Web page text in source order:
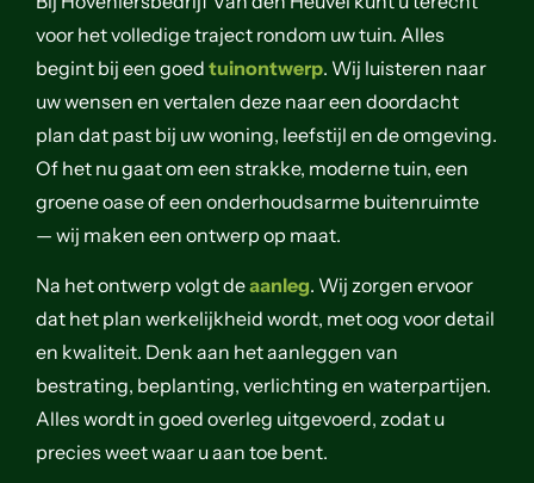
voor het volledige traject rondom uw tuin. Alles
begint bij een goed tuinontwerp. Wij luisteren naar
uw wensen en vertalen deze naar een doordacht
plan dat past bij uw woning, leefstijl en de omgeving.
Of het nu gaat om een strakke, moderne tuin, een
groene oase of een onderhoudsarme buitenruimte
— wij maken een ontwerp op maat.
Na het ontwerp volgt deaanleg. Wij zorgen ervoor
dat het plan werkelijkheid wordt, met oog voor detail
en kwaliteit. Denk aan het aanleggen van
bestrating, beplanting, verlichting en waterpartijen.
Alles wordt in goed overleg uitgevoerd, zodat u
precies weet waar u aan toe bent.